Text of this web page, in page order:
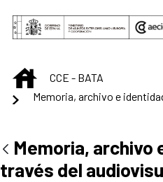
Saltar al contenido principal
INICIOCCE - BATA
Centro
Memoria, archivo
través del